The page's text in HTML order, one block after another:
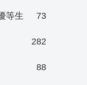
等生 73
282
88